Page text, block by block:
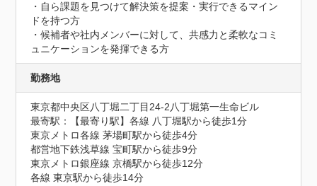
・自ら課題を見つけて解決策を提案・実行できるマイン
ドを持つ方
・候補者や社内メンバーに対して、共感力と柔軟なコミ
ュニケーションを発揮できる方
勤務地
東京都中央区八丁堀二丁目24-2八丁堀第一生命ビル
最寄駅：【最寄り駅】各線 八丁堀駅から徒歩1分
東京メトロ各線 茅場町駅から徒歩4分
都営地下鉄浅草線 宝町駅から徒歩9分
東京メトロ銀座線 京橋駅から徒歩12分
各線 東京駅から徒歩14分